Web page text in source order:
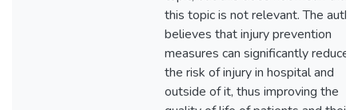
this topic is not relevant. The
believes that injury prevention
measures can significantly reduce
the risk of injury in hospital and
outside of it, thus improving the